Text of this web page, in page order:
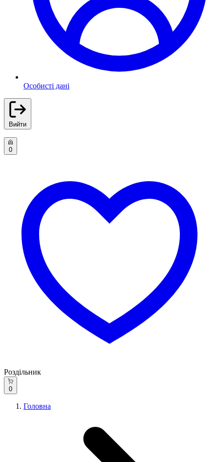
Особисті дані
Вийти
0
Роздільник
0
Головна